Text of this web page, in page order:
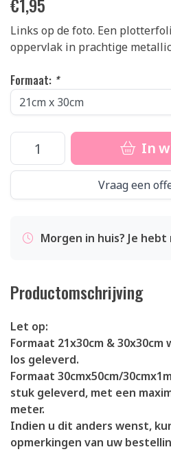
Links op de foto. Een
oppervlak in prachtige
Formaat: *
In
Vraag een
Morgen in huis? Je hebt
Productomschrijving
Let op:
Formaat 21x30cm &
los geleverd.
Formaat 30cmx50cm/
stuk geleverd, met een
meter.
Indien u dit anders wenst,
opmerkingen van uw